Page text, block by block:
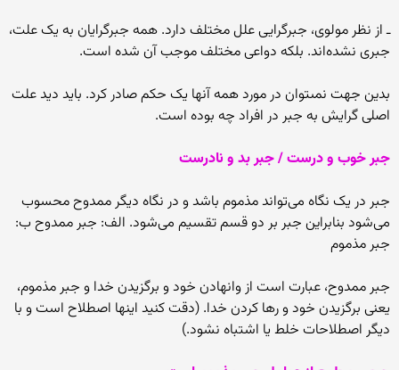
ـ از نظر مولوى، جبرگرایى علل مختلف دارد. همه جبرگرایان به یک علت،
جبرى نشده‏‌اند. بلکه دواعى مختلف موجب آن شده است.
بدین جهت نمى‏توان در مورد همه آنها یک حکم صادر کرد. باید دید علت
اصلى گرایش به جبر در افراد چه بوده است.
جبر خوب و درست / جبر بد و نادرست
جبر در یک نگاه مى‌‏تواند مذموم باشد و در نگاه دیگر ممدوح محسوب
مى‏‌شود بنابراین جبر بر دو قسم تقسیم مى‌‏شود. الف: جبر ممدوح‏ ب:
جبر مذموم‏
جبر ممدوح، عبارت است از وانهادن خود و برگزیدن خدا و جبر مذموم،
یعنى برگزیدن خود و رها کردن خدا. (دقت کنید اینها اصطلاح است و با
دیگر اصطلاحات خلط یا اشتباه نشود.)